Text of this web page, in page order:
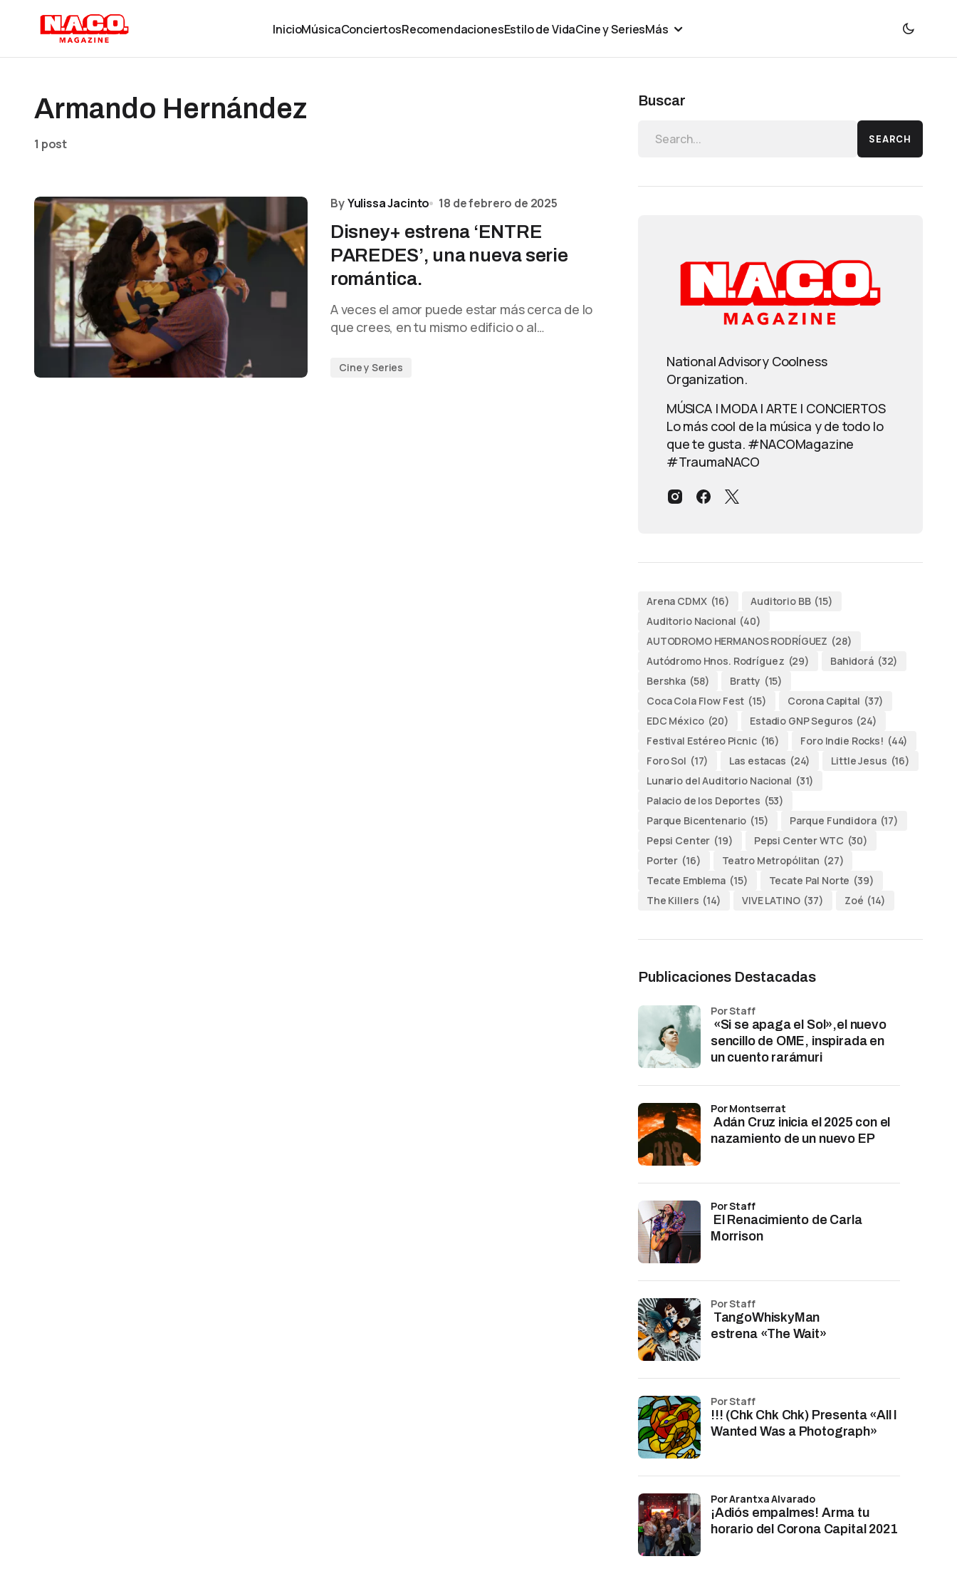
InicioMúsicaConciertosRecomendacionesEstilo de VidaCine y SeriesMás
Armando Hernández
1 post
ByYulissa Jacinto 18 de febrero de 2025
Disney+ estrena ‘ENTRE
PAREDES’, una nueva serie
romántica.
A veces el amor puede estar más cerca de lo
que crees, en tu mismo edificio o al…
Cine y Series
Buscar
SEARCH
National Advisory Coolness
Organization.
MÚSICA | MODA | ARTE | CONCIERTOS
Lo más cool de la música y de todo lo
que te gusta. #NACOMagazine
#TraumaNACO
Arena CDMX (16) Auditorio BB (15)
Auditorio Nacional (40)
AUTODROMO HERMANOS RODRÍGUEZ (28)
Autódromo Hnos. Rodríguez (29) Bahidorá (32)
Bershka (58) Bratty (15)
Coca Cola Flow Fest (15) Corona Capital (37)
EDC México (20) Estadio GNP Seguros (24)
Festival Estéreo Picnic (16) Foro Indie Rocks! (44)
Foro Sol (17) Las estacas (24) Little Jesus (16)
Lunario del Auditorio Nacional (31)
Palacio de los Deportes (53)
Parque Bicentenario (15) Parque Fundidora (17)
Pepsi Center (19) Pepsi Center WTC (30)
Porter (16) Teatro Metropólitan (27)
Tecate Emblema (15) Tecate Pal Norte (39)
The Killers (14) VIVE LATINO (37) Zoé (14)
Publicaciones Destacadas
«Si se apaga el Sol»,el nuevo
sencillo de OME, inspirada en
un cuento rarámuri
por Staff
Adán Cruz inicia el 2025 con el
nazamiento de un nuevo EP
por Montserrat
El Renacimiento de Carla
Morrison
por Staff
TangoWhiskyMan
estrena «The Wait»
por Staff
!!! (Chk Chk Chk) Presenta «All I
Wanted Was a Photograph»
por Staff
¡Adiós empalmes! Arma tu
horario del Corona Capital 2021
por Arantxa Alvarado